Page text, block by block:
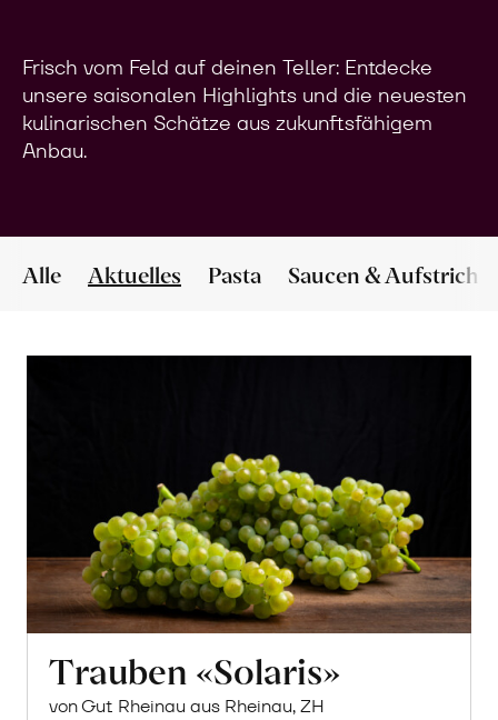
Frisch vom Feld auf deinen Teller: Entdecke
unsere saisonalen Highlights und die neuesten
kulinarischen Schätze aus zukunftsfähigem
Anbau.
Alle Aktuelles Pasta Saucen & Aufstriche
Trauben «Solaris»
von Gut Rheinau aus Rheinau, ZH